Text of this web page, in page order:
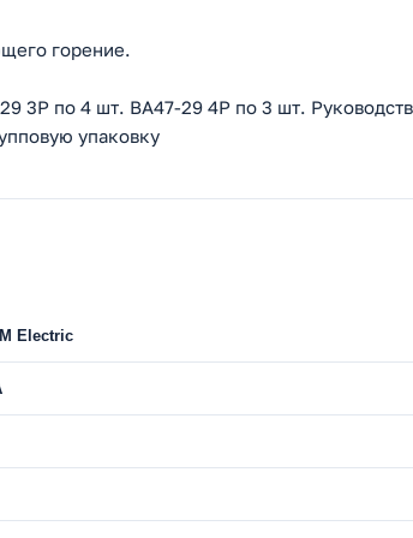
горение.
3Р по 4 шт. ВА47-29 4Р по 3 шт.
упаковку
Electric